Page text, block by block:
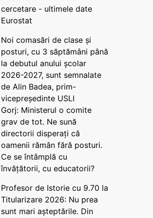
cercetare - ultimele date
Eurostat
Noi comasări de clase și
posturi, cu 3 săptămâni până
la debutul anului școlar
2026-2027, sunt semnalate
de Alin Badea, prim-
vicepreședinte USLI
Gorj: Ministerul o comite
grav de tot. Ne sună
directorii disperați că
oamenii rămân fără posturi.
Ce se întâmplă cu
învățătorii, cu educatorii?
Profesor de Istorie cu 9.70 la
Titularizare 2026: Nu prea
sunt mari așteptările. Din